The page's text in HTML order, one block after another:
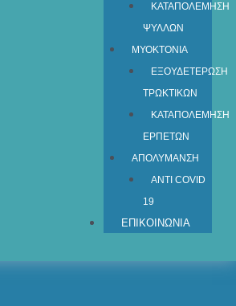
ΚΑΤΑΠΟΛΕΜΗΣΗ
ΨΥΛΛΩΝ
ΜΥΟΚΤΟΝΙΑ
ΕΞΟΥΔΕΤΕΡΩΣΗ
ΤΡΩΚΤΙΚΩΝ
ΚΑΤΑΠΟΛΕΜΗΣΗ
ΕΡΠΕΤΩΝ
ΑΠΟΛΥΜΑΝΣΗ
ANTI COVID
19
ΕΠΙΚΟΙΝΩΝΙΑ